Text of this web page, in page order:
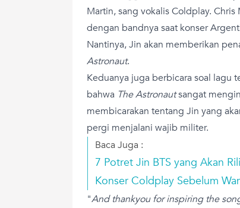
Martin, sang vokalis Coldplay.
dengan bandnya saat konser
Nantinya, Jin akan memberikan
Astronaut.
Keduanya juga berbicara soal lagu
bahwa The Astronautsangat
membicarakan tentang Jin yang
pergi menjalani wajib militer.
Baca Juga :
7 Potret Jin BTS yang Akan
Konser Coldplay Sebelum
"And thankyou for inspiring the